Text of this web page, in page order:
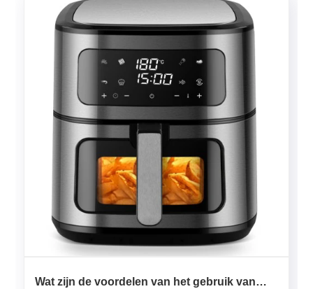
Wat zijn de voordelen van het gebruik van